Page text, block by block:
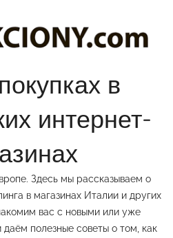
в
интернет-
Здесь мы рассказываем о
в магазинах Италии и других
вас с новыми или уже
полезные советы о том, как